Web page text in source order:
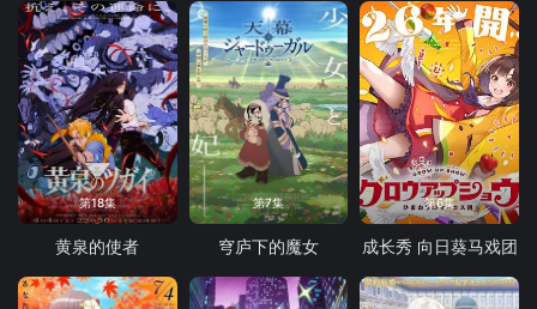
第18集
黄泉的使者
第7集
穹庐下的魔女
第6集
成长秀 向日葵马戏团